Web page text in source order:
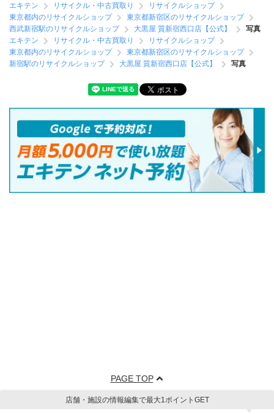
エキテン
リサイクル・中古買取り
リサイクルショップ
東京都内のリサイクルショップ
東京都新宿区のリサイクルショップ
西武新宿駅のリサイクルショップ
大黒屋 質新宿西口店【公式】
写真
エキテン
リサイクル・中古買取り
リサイクルショップ
東京都内のリサイクルショップ
東京都新宿区のリサイクルショップ
新宿駅のリサイクルショップ
大黒屋 質新宿西口店【公式】 写真
PAGE TOP
店舗・施設の情報編集で最大1ポイントGET